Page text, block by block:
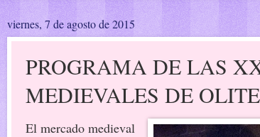
viernes, 7 de agosto de 2015
PROGRAMA DE LAS
MEDIEVALES DE
El mercado medieval